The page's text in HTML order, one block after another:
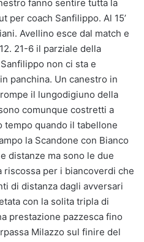
fanno sentire tutta la
per coach Sanfilippo. Al 15’
Avellino esce dal match e
21-6 il parziale della
non ci sta e
panchina. Un canestro in
il lungodigiuno della
comunque costretti a
quando il tabellone
la Scandone con Bianco
distanze ma sono le due
riscossa per i biancoverdi che
di distanza dagli avversari
con la solita tripla di
prestazione pazzesca fino
Milazzo sul finire del